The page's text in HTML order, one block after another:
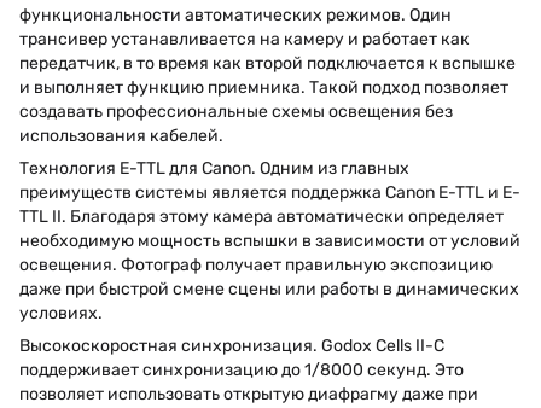
функциональности автоматических режимов. Один
трансивер устанавливается на камеру и работает как
передатчик, в то время как второй подключается к вспышке
и выполняет функцию приемника. Такой подход позволяет
создавать профессиональные схемы освещения без
использования кабелей.
Технология E-TTL для Canon. Одним из главных
преимуществ системы является поддержка Canon E-TTL и E-
TTL II. Благодаря этому камера автоматически определяет
необходимую мощность вспышки в зависимости от условий
освещения. Фотограф получает правильную экспозицию
даже при быстрой смене сцены или работы в динамических
условиях.
Высокоскоростная синхронизация. Godox Cells II-C
поддерживает синхронизацию до 1/8000 секунд. Это
позволяет использовать открытую диафрагму даже при